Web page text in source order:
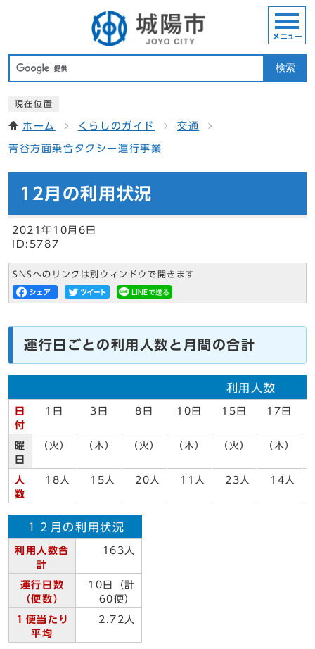
検索
メニュー
現在位置
ホーム くらしのガイド 交通
青谷方面乗合タクシー運行事業
12月の利用状況
2021年10月6日
ID:5787
SNSへのリンクは別ウィンドウで開きます
運行日ごとの利用人数と月間の合計
利用人数
日
付
1日 3日 8日 10日 15日 17日
曜
日
（火） （木） （火） （木） （火） （木）
人
数
18人 15人 20人 11人 23人 14人
１２月の利用状況
利用人数合
計
163人
運行日数
（便数）
10日（計
60便）
１便当たり
平均
2.72人